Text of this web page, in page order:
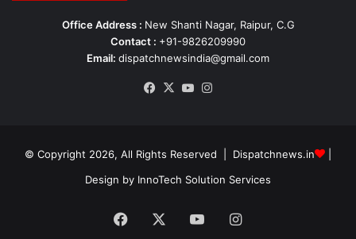
Office Address : New Shanti Nagar, Raipur, C.G
Contact : +91-9826209990
Email: dispatchnewsindia@gmail.com
Facebook
X YouTube
© Copyright 2026, All Rights Reserved | Dispatchnews.in
Design by InnoTech Solution Services
Facebook YouTubeInstagram